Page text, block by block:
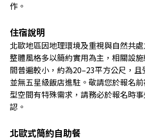
作。
住宿說明
北歐地區因地理環境及重視與自然共
整體風格多以簡約實用為主，相關設
間普遍較小，約為20–23平方公尺，且
並無五星級飯店進駐。敬請您於報名
型空間有特殊需求，請務必於報名時
認。
北歐式簡約自助餐